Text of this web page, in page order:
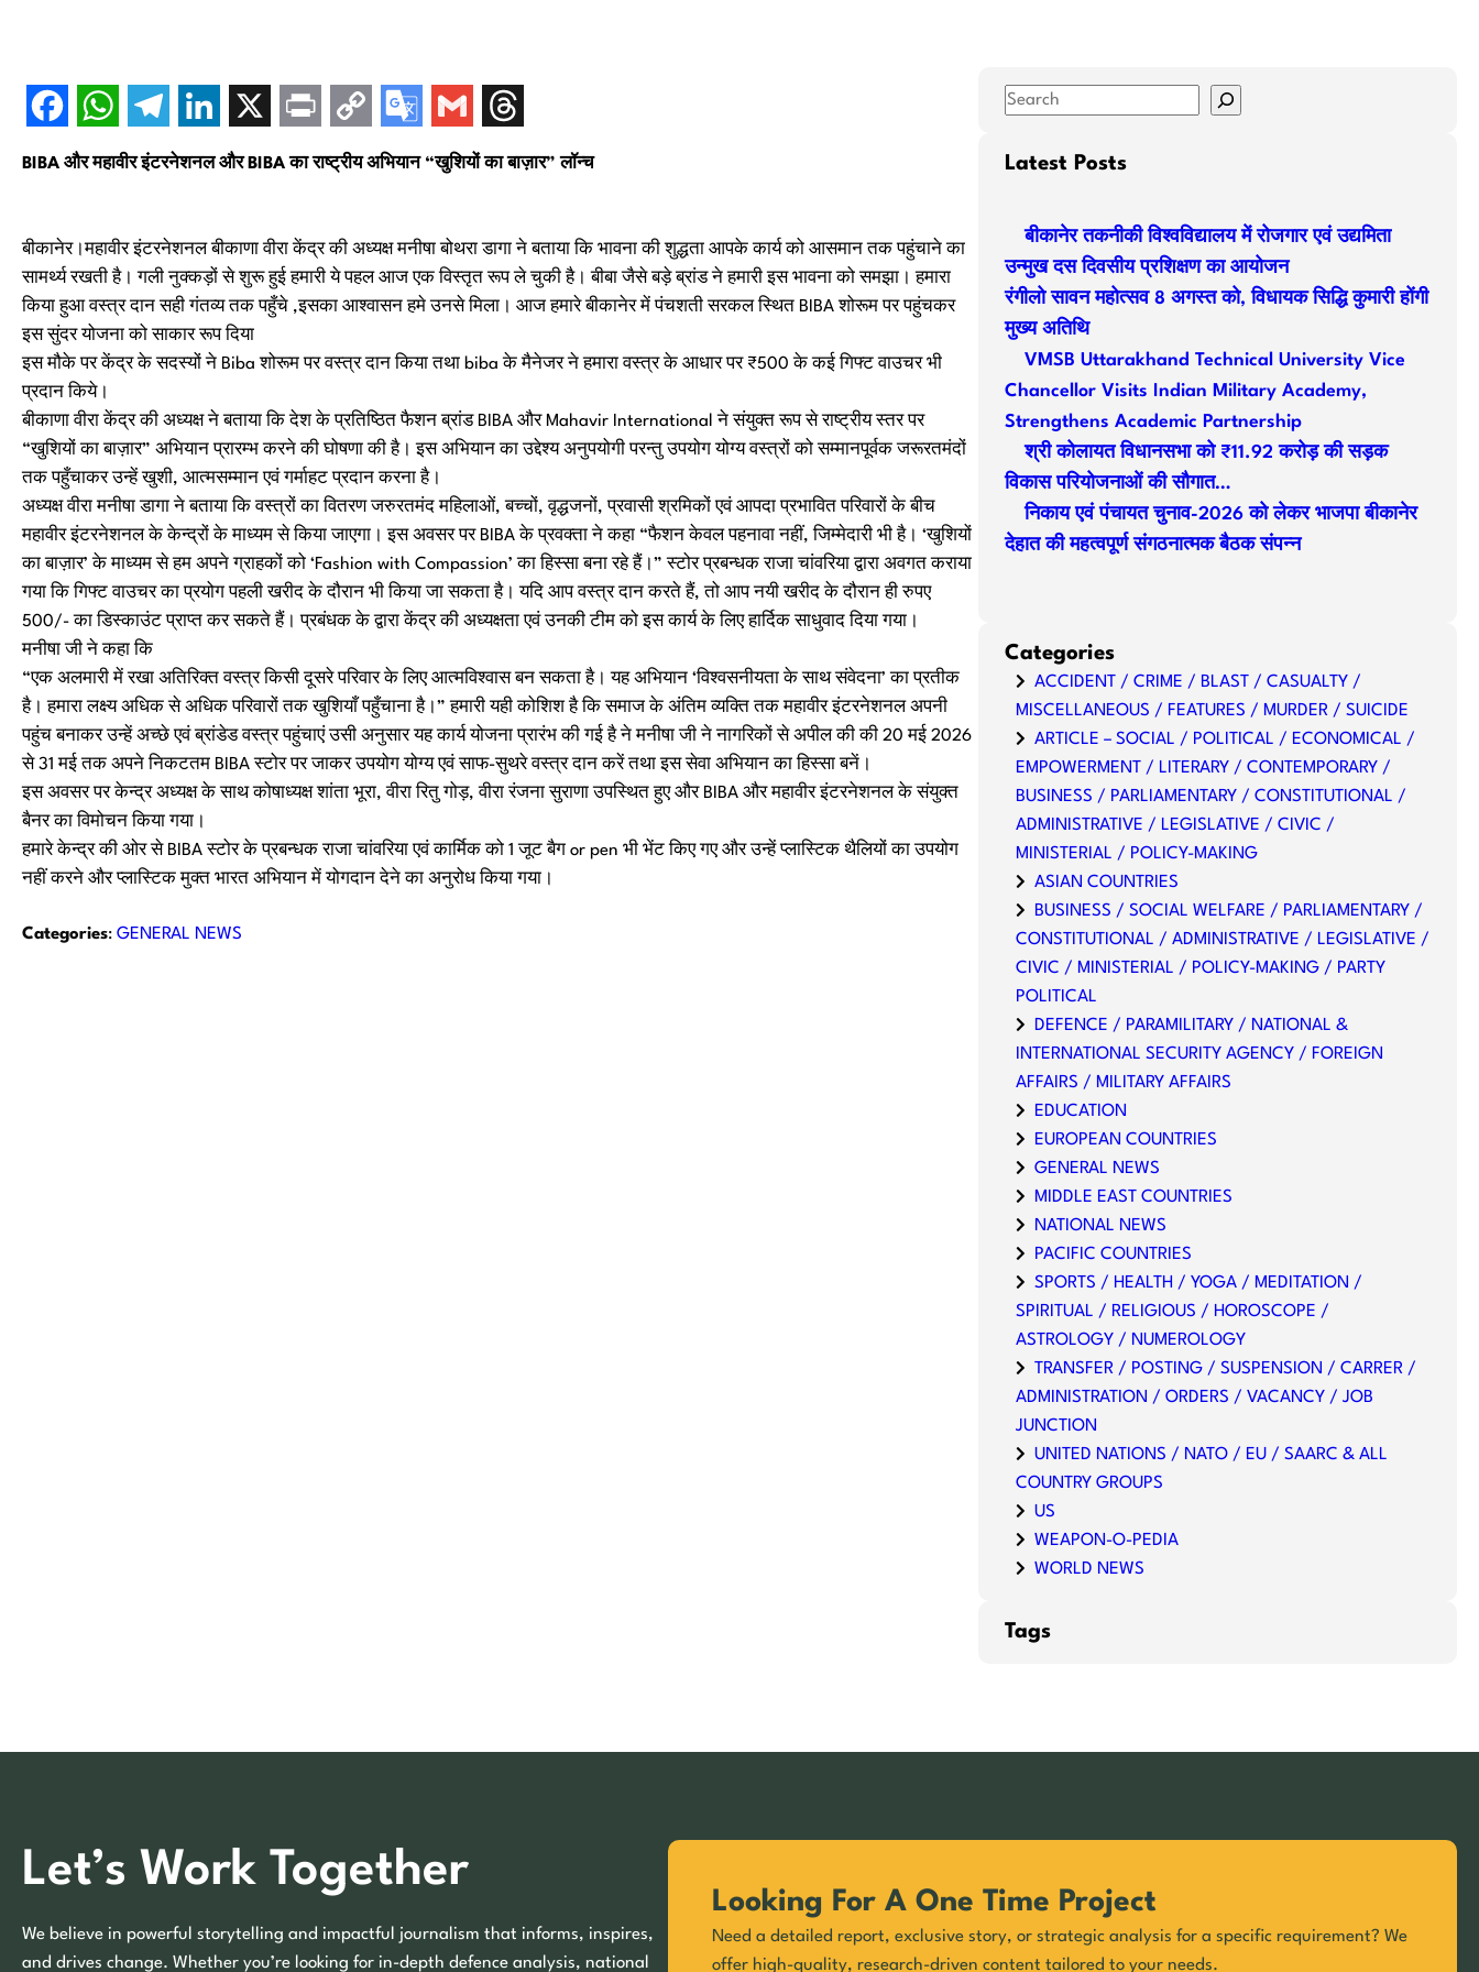
BIBA और महावीर इंटरनेशनल और BIBA का राष्ट्रीय अभियान “खुशियों का बाज़ार” लॉन्च
बीकानेर।महावीर इंटरनेशनल बीकाणा वीरा केंद्र की अध्यक्ष मनीषा बोथरा डागा ने बताया कि भावना की शुद्धता आपके कार्य को आसमान तक पहुंचाने का
सामर्थ्य रखती है। गली नुक्कड़ों से शुरू हुई हमारी ये पहल आज एक विस्तृत रूप ले चुकी है। बीबा जैसे बड़े ब्रांड ने हमारी इस भावना को समझा। हमारा
किया हुआ वस्त्र दान सही गंतव्य तक पहुँचे ,इसका आश्वासन हमे उनसे मिला। आज हमारे बीकानेर में पंचशती सरकल स्थित BIBA शोरूम पर पहुंचकर
इस सुंदर योजना को साकार रूप दिया
इस मौके पर केंद्र के सदस्यों ने Biba शोरूम पर वस्त्र दान किया तथा biba के मैनेजर ने हमारा वस्त्र के आधार पर ₹500 के कई गिफ्ट वाउचर भी
प्रदान किये।
बीकाणा वीरा केंद्र की अध्यक्ष ने बताया कि देश के प्रतिष्ठित फैशन ब्रांड BIBA और Mahavir International ने संयुक्त रूप से राष्ट्रीय स्तर पर
“खुशियों का बाज़ार” अभियान प्रारम्भ करने की घोषणा की है। इस अभियान का उद्देश्य अनुपयोगी परन्तु उपयोग योग्य वस्त्रों को सम्मानपूर्वक जरूरतमंदों
तक पहुँचाकर उन्हें खुशी, आत्मसम्मान एवं गर्माहट प्रदान करना है।
अध्यक्ष वीरा मनीषा डागा ने बताया कि वस्त्रों का वितरण जरुरतमंद महिलाओं, बच्चों, वृद्धजनों, प्रवासी श्रमिकों एवं आपदा प्रभावित परिवारों के बीच
महावीर इंटरनेशनल के केन्द्रों के माध्यम से किया जाएगा। इस अवसर पर BIBA के प्रवक्ता ने कहा “फैशन केवल पहनावा नहीं, जिम्मेदारी भी है। ‘खुशियों
का बाज़ार’ के माध्यम से हम अपने ग्राहकों को ‘Fashion with Compassion’ का हिस्सा बना रहे हैं।” स्टोर प्रबन्धक राजा चांवरिया द्वारा अवगत कराया
गया कि गिफ्ट वाउचर का प्रयोग पहली खरीद के दौरान भी किया जा सकता है। यदि आप वस्त्र दान करते हैं, तो आप नयी खरीद के दौरान ही रुपए
500/- का डिस्काउंट प्राप्त कर सकते हैं। प्रबंधक के द्वारा केंद्र की अध्यक्षता एवं उनकी टीम को इस कार्य के लिए हार्दिक साधुवाद दिया गया।
मनीषा जी ने कहा कि
“एक अलमारी में रखा अतिरिक्त वस्त्र किसी दूसरे परिवार के लिए आत्मविश्वास बन सकता है। यह अभियान ‘विश्वसनीयता के साथ संवेदना’ का प्रतीक
है। हमारा लक्ष्य अधिक से अधिक परिवारों तक खुशियाँ पहुँचाना है।” हमारी यही कोशिश है कि समाज के अंतिम व्यक्ति तक महावीर इंटरनेशनल अपनी
पहुंच बनाकर उन्हें अच्छे एवं ब्रांडेड वस्त्र पहुंचाएं उसी अनुसार यह कार्य योजना प्रारंभ की गई है ने मनीषा जी ने नागरिकों से अपील की की 20 मई 2026
से 31 मई तक अपने निकटतम BIBA स्टोर पर जाकर उपयोग योग्य एवं साफ-सुथरे वस्त्र दान करें तथा इस सेवा अभियान का हिस्सा बनें।
इस अवसर पर केन्द्र अध्यक्ष के साथ कोषाध्यक्ष शांता भूरा, वीरा रितु गोड़, वीरा रंजना सुराणा उपस्थित हुए और BIBA और महावीर इंटरनेशनल के संयुक्त
बैनर का विमोचन किया गया।
हमारे केन्द्र की ओर से BIBA स्टोर के प्रबन्धक राजा चांवरिया एवं कार्मिक को 1 जूट बैग or pen भी भेंट किए गए और उन्हें प्लास्टिक थैलियों का उपयोग
नहीं करने और प्लास्टिक मुक्त भारत अभियान में योगदान देने का अनुरोध किया गया।
Categories: GENERAL NEWS
S
aLatest Posts
बीकानेर तकनीकी विश्वविद्यालय में रोजगार एवं उद्यमिता
उन्मुख दस दिवसीय प्रशिक्षण का आयोजन
रंगीलो सावन महोत्सव 8 अगस्त को, विधायक सिद्धि कुमारी होंगी
मुख्य अतिथि
VMSB Uttarakhand Technical University Vice
Chancellor Visits Indian Military Academy,
Strengthens Academic Partnership
श्री कोलायत विधानसभा को ₹11.92 करोड़ की सड़क
विकास परियोजनाओं की सौगात…
निकाय एवं पंचायत चुनाव-2026 को लेकर भाजपा बीकानेर
देहात की महत्वपूर्ण संगठनात्मक बैठक संपन्न
Categories
ACCIDENT / CRIME / BLAST / CASUALTY /
MISCELLANEOUS / FEATURES / MURDER / SUICIDE
ARTICLE – SOCIAL / POLITICAL / ECONOMICAL /
EMPOWERMENT / LITERARY / CONTEMPORARY /
BUSINESS / PARLIAMENTARY / CONSTITUTIONAL /
ADMINISTRATIVE / LEGISLATIVE / CIVIC /
MINISTERIAL / POLICY-MAKING
ASIAN COUNTRIES
BUSINESS / SOCIAL WELFARE / PARLIAMENTARY /
CONSTITUTIONAL / ADMINISTRATIVE / LEGISLATIVE /
CIVIC / MINISTERIAL / POLICY-MAKING / PARTY
POLITICAL
DEFENCE / PARAMILITARY / NATIONAL &
INTERNATIONAL SECURITY AGENCY / FOREIGN
AFFAIRS / MILITARY AFFAIRS
EDUCATION
EUROPEAN COUNTRIES
GENERAL NEWS
MIDDLE EAST COUNTRIES
NATIONAL NEWS
PACIFIC COUNTRIES
SPORTS / HEALTH / YOGA / MEDITATION /
SPIRITUAL / RELIGIOUS / HOROSCOPE /
ASTROLOGY / NUMEROLOGY
TRANSFER / POSTING / SUSPENSION / CARRER /
ADMINISTRATION / ORDERS / VACANCY / JOB
JUNCTION
UNITED NATIONS / NATO / EU / SAARC & ALL
COUNTRY GROUPS
US
WEAPON-O-PEDIA
WORLD NEWS
Tags
Let’s Work Together
We believe in powerful storytelling and impactful journalism that informs, inspires,
and drives change. Whether you’re looking for in-depth defence analysis, national
Looking For A One Time Project
Need a detailed report, exclusive story, or strategic analysis for a specific requirement? We
offer high-quality, research-driven content tailored to your needs.